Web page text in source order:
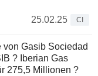
25.02.25
CI
von Gasib Sociedad
? Iberian Gas
275,5 Millionen ?